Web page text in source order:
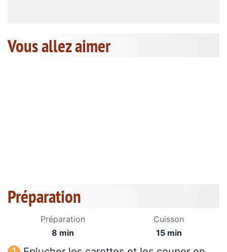
Vous allez aimer
Préparation
Préparation
8 min
Cuisson
15 min